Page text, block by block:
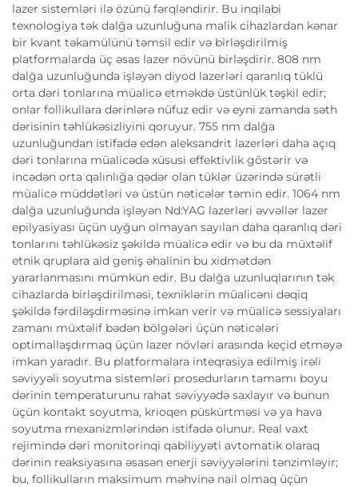
lazer sistemləri ilə özünü fərqləndirir. Bu inqilabi
texnologiya tək dalğa uzunluğuna malik cihazlardan kənar
bir kvant təkamülünü təmsil edir və birləşdirilmiş
platformalarda üç əsas lazer növünü birləşdirir. 808 nm
dalğa uzunluğunda işləyən diyod lazerləri qaranlıq tüklü
orta dəri tonlarına müalicə etməkdə üstünlük təşkil edir;
onlar follikullara dərinlərə nüfuz edir və eyni zamanda səth
dərisinin təhlükəsizliyini qoruyur. 755 nm dalğa
uzunluğundan istifadə edən aleksandrit lazerləri daha açıq
dəri tonlarına müalicədə xüsusi effektivlik göstərir və
incədən orta qalınlığa qədər olan tüklər üzərində sürətli
müalicə müddətləri və üstün nəticələr təmin edir. 1064 nm
dalğa uzunluğunda işləyən Nd:YAG lazerləri əvvəllər lazer
epilyasiyası üçün uyğun olmayan sayılan daha qaranlıq dəri
tonlarını təhlükəsiz şəkildə müalicə edir və bu da müxtəlif
etnik qruplara aid geniş əhalinin bu xidmətdən
yararlanmasını mümkün edir. Bu dalğa uzunluqlarının tək
cihazlarda birləşdirilməsi, texniklərin müalicəni dəqiq
şəkildə fərdiləşdirməsinə imkan verir və müalicə sessiyaları
zamanı müxtəlif bədən bölgələri üçün nəticələri
optimallaşdırmaq üçün lazer növləri arasında keçid etməyə
imkan yaradır. Bu platformalara inteqrasiya edilmiş irəli
səviyyəli soyutma sistemləri prosedurların tamamı boyu
dərinin temperaturunu rahat səviyyədə saxlayır və bunun
üçün kontakt soyutma, krioqen püskürtməsi və ya hava
soyutma mexanizmlərindən istifadə olunur. Real vaxt
rejimində dəri monitorinqi qabiliyyəti avtomatik olaraq
dərinin reaksiyasına əsasən enerji səviyyələrini tənzimləyir;
bu, follikulların maksimum məhvinə nail olmaq üçün